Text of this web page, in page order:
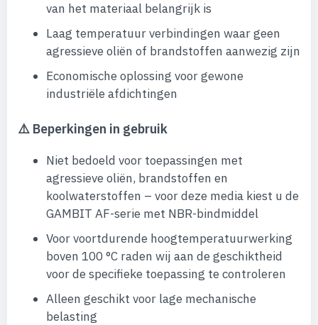
van het materiaal belangrijk is
Laag temperatuur verbindingen waar geen
agressieve oliën of brandstoffen aanwezig zijn
Economische oplossing voor gewone
industriële afdichtingen
⚠️ Beperkingen in gebruik
Niet bedoeld voor toepassingen met
agressieve oliën, brandstoffen en
koolwaterstoffen – voor deze media kiest u de
GAMBIT AF-serie met NBR-bindmiddel
Voor voortdurende hoogtemperatuurwerking
boven 100 °C raden wij aan de geschiktheid
voor de specifieke toepassing te controleren
Alleen geschikt voor lage mechanische
belasting